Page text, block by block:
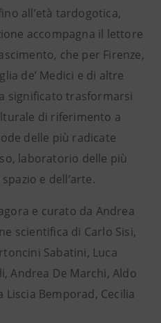
all’età tardogotica,
accompagna il lettore
che per Firenze,
de’ Medici e di altre
significato trasformarsi
di riferimento a
delle più radicate
laboratorio delle più
e dell’arte.
e curato da Andrea
scientifica di Carlo Sisi,
Sabatini, Luca
Andrea De Marchi, Aldo
Bemporad, Cecilia